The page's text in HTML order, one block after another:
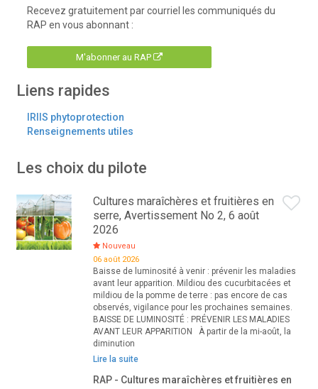
Recevez gratuitement par courriel les communiqués du
RAP en vous abonnant :
M'abonner au RAP
Liens rapides
IRIIS phytoprotection
Renseignements utiles
Les choix du pilote
Cultures maraîchères et fruitières en
serre, Avertissement No 2, 6 août
2026
Nouveau
06 août 2026
Baisse de luminosité à venir : prévenir les maladies
avant leur apparition. Mildiou des cucurbitacées et
mildiou de la pomme de terre : pas encore de cas
observés, vigilance pour les prochaines semaines.
BAISSE DE LUMINOSITÉ : PRÉVENIR LES MALADIES
AVANT LEUR APPARITION À partir de la mi-août, la
diminution
Lire la suite
RAP - Cultures maraîchères et fruitières en